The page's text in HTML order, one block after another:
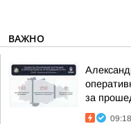
ВАЖНО
за
09:18